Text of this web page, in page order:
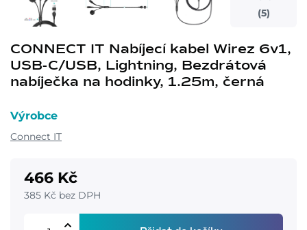
(5)
CONNECT IT Nabíjecí kabel Wirez 6v1,
USB-C/USB, Lightning, Bezdrátová
nabíječka na hodinky, 1.25m, černá
Výrobce
Connect IT
466 Kč
385 Kč bez DPH